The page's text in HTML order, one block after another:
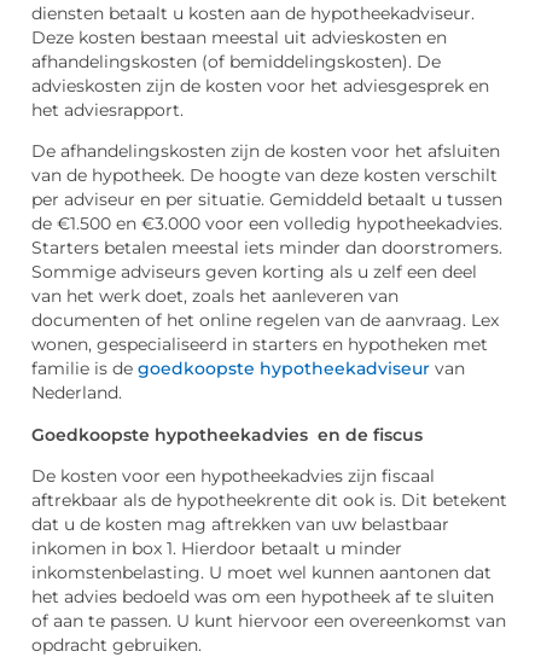
diensten betaalt u kosten aan de hypotheekadviseur.
Deze kosten bestaan meestal uit advieskosten en
afhandelingskosten (of bemiddelingskosten). De
advieskosten zijn de kosten voor het adviesgesprek en
het adviesrapport.
De afhandelingskosten zijn de kosten voor het afsluiten
van de hypotheek. De hoogte van deze kosten verschilt
per adviseur en per situatie. Gemiddeld betaalt u tussen
de €1.500 en €3.000 voor een volledig hypotheekadvies.
Starters betalen meestal iets minder dan doorstromers.
Sommige adviseurs geven korting als u zelf een deel
van het werk doet, zoals het aanleveren van
documenten of het online regelen van de aanvraag. Lex
wonen, gespecialiseerd in starters en hypotheken met
familie is de goedkoopste hypotheekadviseur van
Nederland.
Goedkoopste hypotheekadvies en de fiscus
De kosten voor een hypotheekadvies zijn fiscaal
aftrekbaar als de hypotheekrente dit ook is. Dit betekent
dat u de kosten mag aftrekken van uw belastbaar
inkomen in box 1. Hierdoor betaalt u minder
inkomstenbelasting. U moet wel kunnen aantonen dat
het advies bedoeld was om een hypotheek af te sluiten
of aan te passen. U kunt hiervoor een overeenkomst van
opdracht gebruiken.